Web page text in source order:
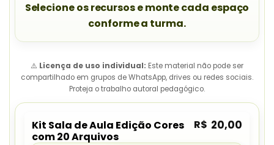
Selecione os recursose monte cada espaço
conforme a turma.
⚠️ Licença de uso individual: Este material não pode ser
compartilhado em grupos de WhatsApp, drives ou redes sociais.
Proteja o trabalho autoral pedagógico.
Kit Sala de Aula Edição Cores
com 20 Arquivos
R$ 20,00